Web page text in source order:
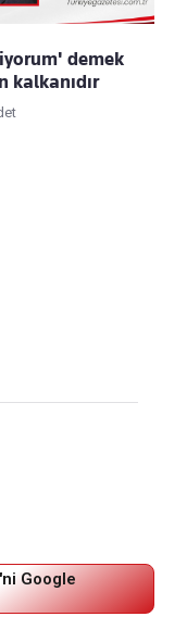
demek
kalkanıdır
Google